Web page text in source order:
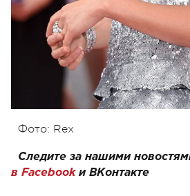
Фото: Rex
Следите за нашими
в Facebookи ВКонтакте